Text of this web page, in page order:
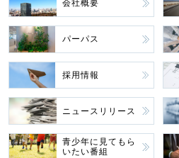
会社概要
パーパス
採用情報
ニュースリリース
青少年に見てもら
いたい番組